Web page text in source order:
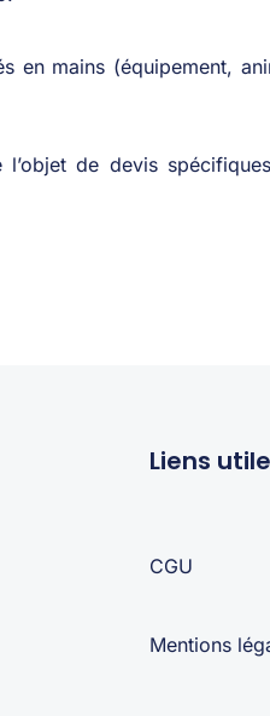
enmains (équipement,
l’objetde devis spécifiques
Liens
CGU
Mentions